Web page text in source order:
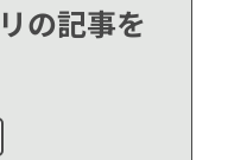
の記事を